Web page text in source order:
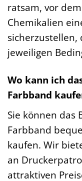
ratsam, vor
Chemikalien
sicherzustellen,
jeweiligen
Wo kann ich
Farbband
Sie können das
Farbband
kaufen. Wir
an
attraktiven